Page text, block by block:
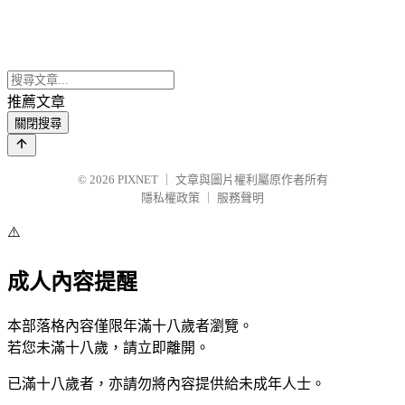
推薦文章
關閉搜尋
© 2026 PIXNET
文章與圖片權利屬原作者所有
隱私權政策
服務聲明
⚠️
成人內容提醒
本部落格內容僅限年滿十八歲者瀏覽。
若您未滿十八歲，請立即離開。
已滿十八歲者，亦請勿將內容提供給未成年人士。